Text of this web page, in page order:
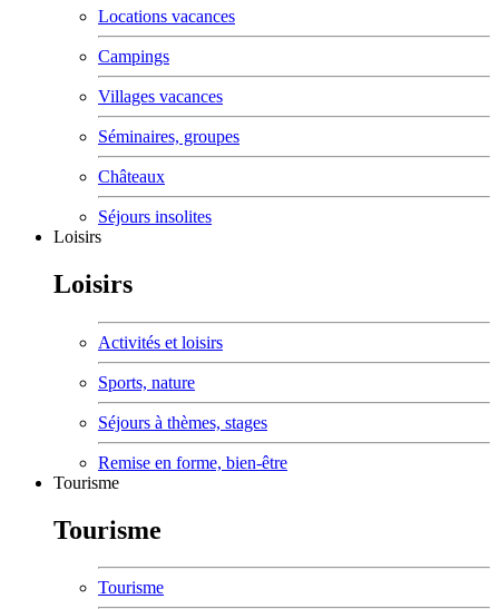
Locations vacances
Campings
Villages vacances
Séminaires, groupes
Châteaux
Séjours insolites
Loisirs
Loisirs
Activités et loisirs
Sports, nature
Séjours à thèmes, stages
Remise en forme, bien-être
Tourisme
Tourisme
Tourisme